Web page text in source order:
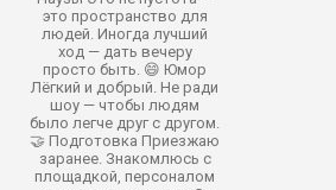
это пространство для
людей. Иногда лучший
ход — дать вечеру
просто быть. 😄 Юмор
Лёгкий и добрый. Не ради
шоу — чтобы людям
было легче друг с другом.
🤝 Подготовка Приезжаю
заранее. Знакомлюсь с
площадкой, персоналом